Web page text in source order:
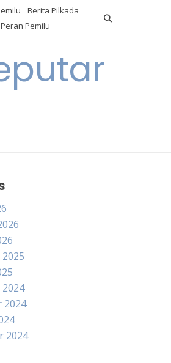
Berita Pilkada
Peran Pemilu
2024
2024